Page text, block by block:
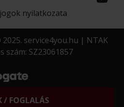
/ FOGLALÁS
nyilatkozata
service4you.hu | NTAK
szám: SZ23061857
by MORGENS